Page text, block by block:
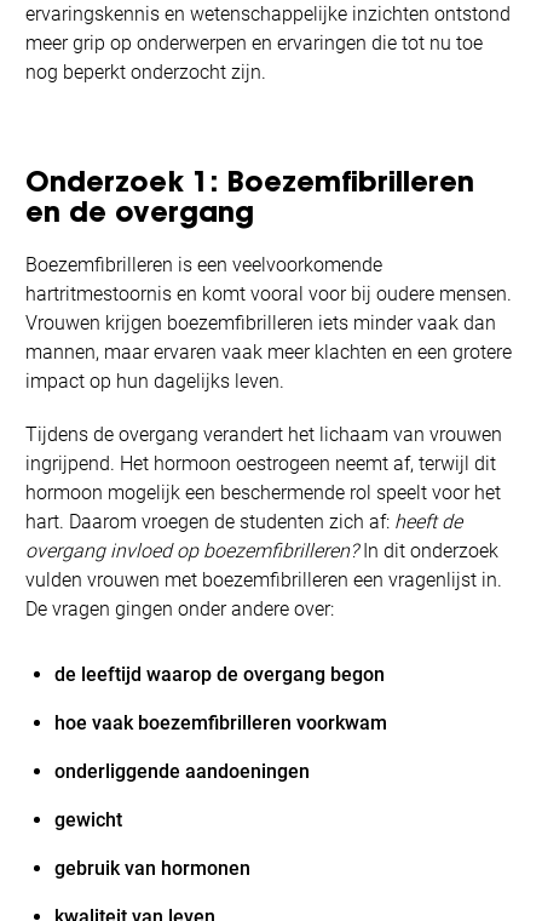
ervaringskennis en wetenschappelijke inzichten ontstond
meer grip op onderwerpen en ervaringen die tot nu toe
nog beperkt onderzocht zijn.
Onderzoek 1: Boezemfibrilleren
en de overgang
Boezemfibrilleren is een veelvoorkomende
hartritmestoornis en komt vooral voor bij oudere mensen.
Vrouwen krijgen boezemfibrilleren iets minder vaak dan
mannen, maar ervaren vaak meer klachten en een grotere
impact op hun dagelijks leven.
Tijdens de overgang verandert het lichaam van vrouwen
ingrijpend. Het hormoon oestrogeen neemt af, terwijl dit
hormoon mogelijk een beschermende rol speelt voor het
hart. Daarom vroegen de studenten zich af: heeft de
overgang invloed op boezemfibrilleren? In dit onderzoek
vulden vrouwen met boezemfibrilleren een vragenlijst in.
De vragen gingen onder andere over:
de leeftijd waarop de overgang begon
hoe vaak boezemfibrilleren voorkwam
onderliggende aandoeningen
gewicht
gebruik van hormonen